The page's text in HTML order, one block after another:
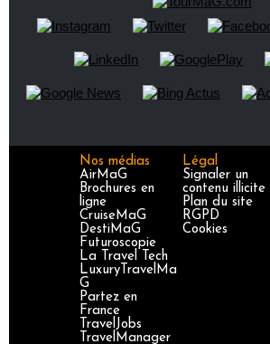
Nos médias
AirMaG
Brochures en
ligne
CruiseMaG
DestiMaG
Futuroscopie
La Travel Tech
LuxuryTravelMa
G
Partez en
France
TravelJobs
TravelManager
Légal
Signaler un
contenu illicite
Plan du site
RGPD
Cookies